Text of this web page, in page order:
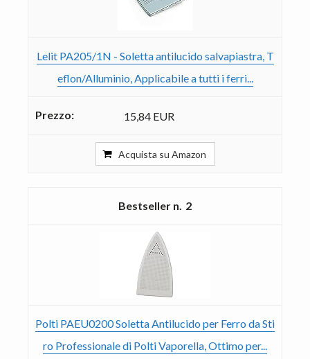
Lelit PA205/1N - Soletta antilucido salvapiastra, T
eflon/Alluminio, Applicabile a tutti i ferri...
15,84 EUR
Acquista su Amazon
2
Polti PAEU0200 Soletta Antilucido per Ferro da Sti
ro Professionale di Polti Vaporella, Ottimo per...